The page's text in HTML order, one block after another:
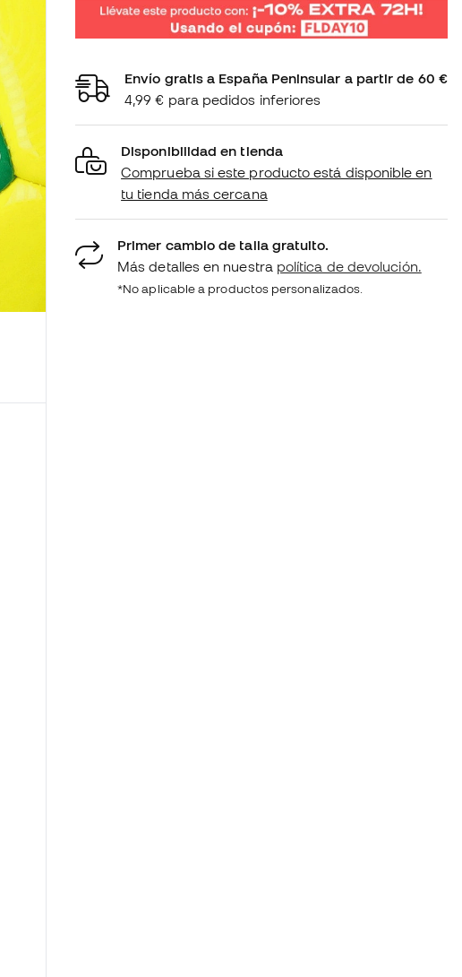
Envío gratis a España Peninsular a partir de 60 €
4,99 € para pedidos inferiores
Disponibilidad en tienda
Comprueba si este producto está disponible en
tu tienda más cercana
Primer cambio de talla gratuito.
Más detalles en nuestra política de devolución.
*No aplicable a productos personalizados.